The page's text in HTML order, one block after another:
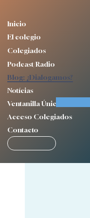
Inicio
El colegio
Colegiados
Podcast/Radio
Blog: ¿Dialogamos?
Notícias
Ventanilla Única
Acceso Colegiados
Contacto